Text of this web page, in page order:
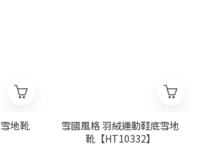
地靴
雪國風格 羽絨運動鞋底雪地
靴【HT10332】